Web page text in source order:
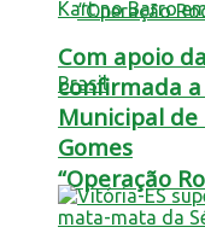
“Operação
Com apoio
confirmada
Municipal
Gomes